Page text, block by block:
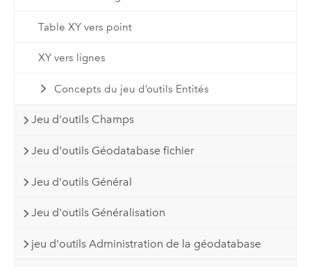
Table XY vers point
XY vers lignes
Concepts du jeu d’outils Entités
Jeu d'outils Champs
Jeu d'outils Géodatabase fichier
Jeu d'outils Général
Jeu d'outils Généralisation
jeu d'outils Administration de la géodatabase